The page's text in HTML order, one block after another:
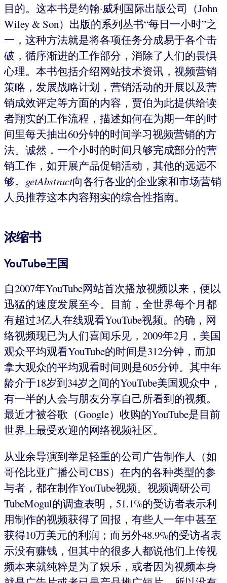
目的。这本书是约翰·威利国际出版公司（John
Wiley & Son）出版的系列丛书“每日一小时”之
一，这种方法就是将各项任务分成易于各个击
破，循序渐进的工作部分，消除了人们的畏惧
心理。本书包括介绍网站技术资讯，视频营销
策略，发展战略计划，营销活动的开展以及营
销成效评定等方面的内容，贾伯为此提供给读
者翔实的工作流程，描述如何在为期一年的时
间里每天抽出60分钟的时间学习视频营销的方
法。诚然，一个小时的时间只够完成部分的营
销工作，如开展产品促销活动，其他的远远不
够。 getAbstract向各行各业的企业家和市场营销
人员推荐这本内容翔实的综合性指南。
浓缩书
YouTube王国
自2007年YouTube网站首次播放视频以来，便以
迅猛的速度发展至今。目前，全世界每个月都
有超过3亿人在线观看YouTube视频。的确，网
络视频现已为人们喜闻乐见，2009年2月，美国
观众平均观看YouTube的时间是312分钟，而加
拿大观众的平均观看时间则是605分钟。其中年
龄介于18岁到34岁之间的YouTube美国观众中，
有一半的人会与朋友分享自己所看到的视频。
最近才被谷歌（Google）收购的YouTube是目前
世界上最受欢迎的网络视频社区。
从业余导演到举足轻重的公司广告制作人（如
哥伦比亚广播公司CBS）在内的各种类型的参
与者，都在制作YouTube视频。视频调研公司
TubeMogul的调查表明，51.1%的受访者表示利
用制作的视频获得了回报，有些人一年中甚至
获得10万美元的利润；而另外48.9%的受访者表
示没有赚钱，但其中的很多人都说他们上传视
频本来就纯粹是为了娱乐，或者因为视频本身